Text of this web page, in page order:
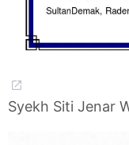
Syekh Siti Jenar